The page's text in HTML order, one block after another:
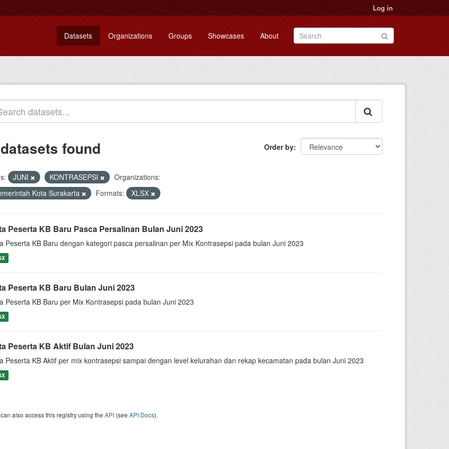
Log in
Datasets Organizations Groups Showcases About
Order by
found
JUNI KONTRASEPSI
Organizations:
Kota Surakarta
Formats: XLSX
Peserta KB Baru Pasca Persalinan Bulan Juni 2023
Peserta KB Baru dengan kategori pasca persalinan per Mix Kontrasepsi pada bulan Juni 2023
Peserta KB Baru Bulan Juni 2023
Peserta KB Baru per Mix Kontrasepsi pada bulan Juni 2023
Peserta KB Aktif Bulan Juni 2023
Peserta KB Aktif per mix kontrasepsi sampai dengan level kelurahan dan rekap kecamatan pada bulan Juni 2023
also access this registry using the API (see API Docs).